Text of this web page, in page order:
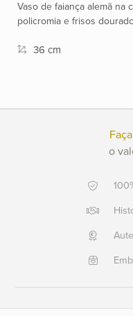
+55
2553
0791
21
2554
Vaso de faiança alemã na
policromia e frisos
36 cm
o